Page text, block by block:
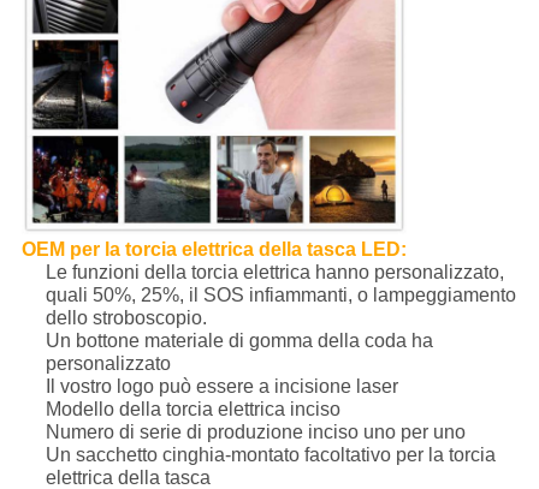
OEM per la torcia elettrica della tasca LED:
Le funzioni della torcia elettrica hanno personalizzato,
quali 50%, 25%, il SOS infiammanti, o lampeggiamento
dello stroboscopio.
Un bottone materiale di gomma della coda ha
personalizzato
Il vostro logo può essere a incisione laser
Modello della torcia elettrica inciso
Numero di serie di produzione inciso uno per uno
Un sacchetto cinghia-montato facoltativo per la torcia
elettrica della tasca